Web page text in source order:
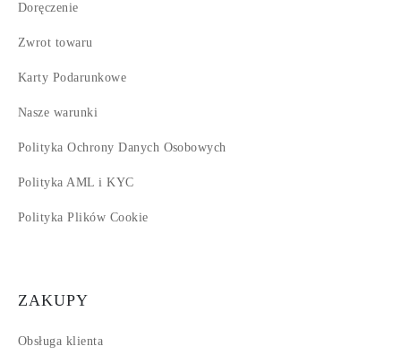
Doręczenie
Zwrot towaru
Karty Podarunkowe
Nasze warunki
Polityka Ochrony Danych Osobowych
Polityka AML i KYC
Polityka Plików Cookie
ZAKUPY
Obsługa klienta